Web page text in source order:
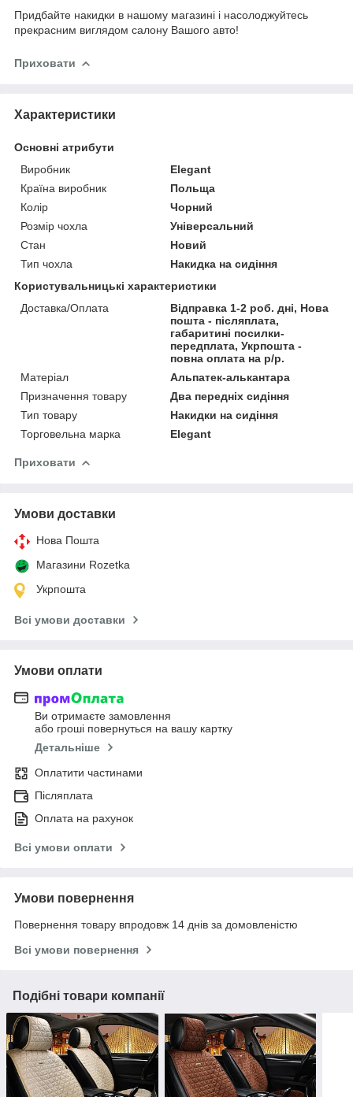
Придбайте накидки в нашому магазині і насолоджуйтесь
прекрасним виглядом салону Вашого авто!
Приховати
Характеристики
Основні атрибути
Виробник
Elegant
Країна виробник
Польща
Колір
Чорний
Розмір чохла
Універсальний
Стан
Новий
Тип чохла
Накидка на сидіння
Користувальницькі характеристики
Доставка/Оплата
Відправка 1-2 роб. дні, Нова
пошта - післяплата,
габаритині посилки-
передплата, Укрпошта -
повна оплата на р/р.
Матеріал
Альпатек-алькантара
Призначення товару
Два передніх сидіння
Тип товару
Накидки на сидіння
Торговельна марка
Elegant
Приховати
Умови доставки
Нова Пошта
Магазини Rozetka
Укрпошта
Всі умови доставки
Умови оплати
Ви отримаєте замовлення
або гроші повернуться на вашу картку
Детальніше
Оплатити частинами
Післяплата
Оплата на рахунок
Всі умови оплати
Умови повернення
Повернення товару впродовж 14 днів за домовленістю
Всі умови повернення
Подібні товари компанії